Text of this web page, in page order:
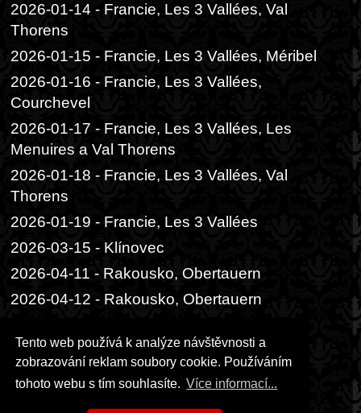
Tento web používá k analýze návštěvnosti a
zobrazování reklam soubory cookie. Používáním
tohoto webu s tím souhlasíte. Více informací...
2026-01-14 - Francie, Les 3 Vallées, Val
Thorens
2026-01-15 - Francie, Les 3 Vallées, Méribel
2026-01-16 - Francie, Les 3 Vallées,
Courchevel
2026-01-17 - Francie, Les 3 Vallées, Les
Menuires a Val Thorens
2026-01-18 - Francie, Les 3 Vallées, Val
Thorens
2026-01-19 - Francie, Les 3 Vallées
2026-03-15 - Klínovec
2026-04-11 - Rakousko, Obertauern
2026-04-12 - Rakousko, Obertauern
Brzobohatého
2026-06-06 - Praha, Festival ambasád